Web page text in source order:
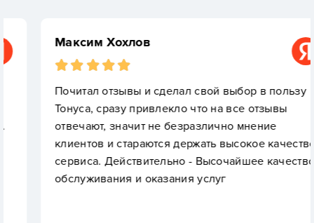
Максим Хохлов
Почитал отзывы и сделал свой выбор в пользу
Тонуса, сразу привлекло что на все отзывы
отвечают, значит не безразлично мнение
клиентов и стараются держать высокое качество
сервиса. Действительно - Высочайшее качество
обслуживания и оказания услуг